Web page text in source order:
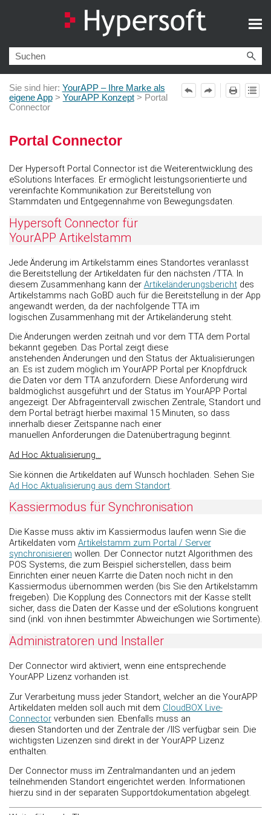
Zu Hauptinhalt springen
Sie sind hier: YourAPP – Ihre Marke als
eigene App> YourAPP Konzept> Portal
Connector
Portal Connector
Der Hypersoft Portal Connector ist die Weiterentwicklung des
eSolutions Interfaces. Er ermöglicht leistungsorientierte und
vereinfachte Kommunikation zur Bereitstellung von
Stammdaten und Entgegennahme von Bewegungsdaten.
Hypersoft Connector für
YourAPP Artikelstamm
Jede Änderung im Artikelstamm eines Standortes veranlasst
die Bereitstellung der Artikeldaten für den nächsten /TTA. In
diesem Zusammenhang kann der Artikeländerungsberichtdes
Artikelstamms nach GoBD auch für die Bereitstellung in der App
angewandt werden, da der nachfolgende TTA im
logischen Zusammenhang mit der Artikeländerung steht.
Die Änderungen werden zeitnah und vor dem TTA dem Portal
bekannt gegeben. Das Portal zeigt diese
anstehenden Änderungen und den Status der Aktualisierungen
an. Es ist zudem möglich im YourAPP Portal per Knopfdruck
die Daten vor dem TTA anzufordern. Diese Anforderung wird
baldmöglichst ausgeführt und der Status im YourAPP Portal
angezeigt. Der Abfrageintervall zwischen Zentrale, Standort und
dem Portal beträgt hierbei maximal 15 Minuten, so dass
innerhalb dieser Zeitspanne nach einer
manuellen Anforderungen die Datenübertragung beginnt.
Ad Hoc Aktualisierung...
Sie können die Artikeldaten auf Wunsch hochladen. Sehen Sie
Ad Hoc Aktualisierung aus dem Standort.
Kassiermodus für Synchronisation
Die Kasse muss aktiv im Kassiermodus laufen wenn Sie die
Artikeldaten vom Artikelstamm zum Portal / Server
synchronisieren wollen. Der Connector nutzt Algorithmen des
POS Systems, die zum Beispiel sicherstellen, dass beim
Einrichten einer neuen Karrte die Daten noch nicht in den
Kassiermodus übernommen werden (bis Sie den Artikelstamm
freigeben). Die Kopplung des Connectors mit der Kasse stellt
sicher, dass die Daten der Kasse und der eSolutions kongruent
sind (inkl. von ihnen bestimmter Abweichungen wie Sortimente).
Administratoren und Installer
Der Connector wird aktiviert, wenn eine entsprechende
YourAPP Lizenz vorhanden ist.
Zur Verarbeitung muss jeder Standort, welcher an die YourAPP
Artikeldaten melden soll auch mit dem CloudBOX Live-
Connectorverbunden sien. Ebenfalls muss an
diesen Standorten und der Zentrale der /IIS verfügbar sein. Die
wichtigsten Lizenzen sind direkt in der YourAPP Lizenz
enthalten.
Der Connector muss im Zentralmandanten und an jedem
teilnehmenden Standort eingerichtet werden. Informationen
hierzu sind in der separaten Supportdokumentation abgelegt.